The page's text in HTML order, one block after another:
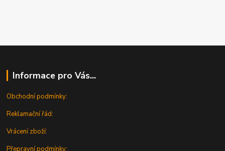
Informace pro Vás...
Obchodní podmínky:
Reklamační řád:
Vrácení zboží: